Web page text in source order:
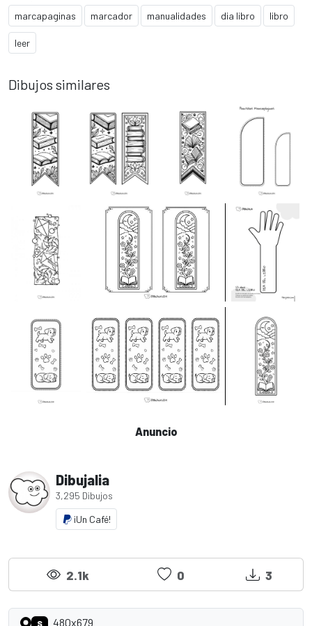
marcapaginas marcador manualidades dia libro libro
leer
Dibujos similares
Anuncio
Dibujalia
3,295 Dibujos
¡Un Café!
2.1k 0 3
S 480x679